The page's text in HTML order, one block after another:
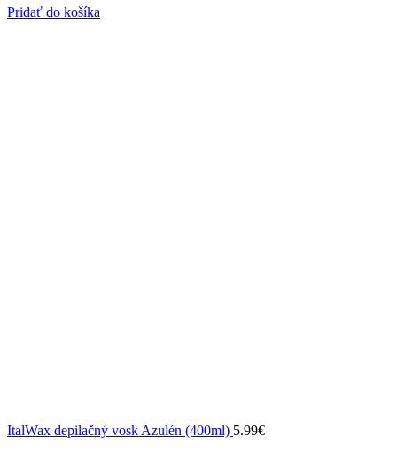
Pridať do košíka
ItalWax depilačný vosk Azulén (400ml) 5.99€